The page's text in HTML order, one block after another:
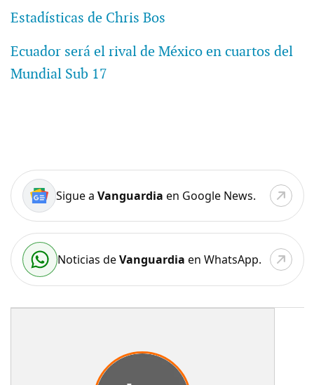
Estadísticas de Chris Bos
Ecuador será el rival de México en cuartos del
Mundial Sub 17
Sigue a Vanguardia en Google News.
Noticias deVanguardia en WhatsApp.